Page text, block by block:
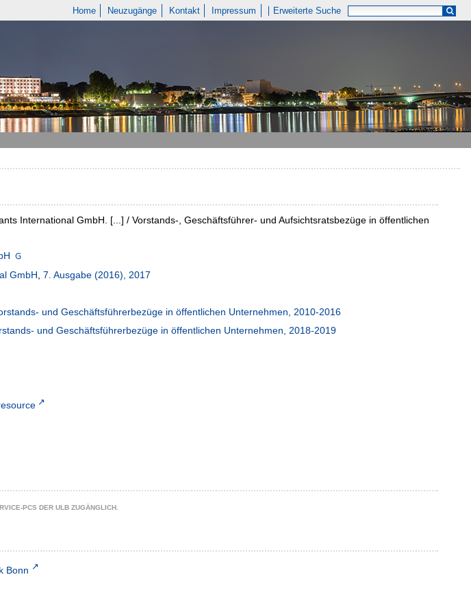
Home Neuzugänge Kontakt Impressum Erweiterte Suche
International GmbH. [...] / Vorstands-, Geschäftsführer- und Aufsichtsratsbezüge in öffentlichen
GmbH, 7. Ausgabe (2016), 2017
und Geschäftsführerbezüge in öffentlichen Unternehmen, 2010-2016
und Geschäftsführerbezüge in öffentlichen Unternehmen, 2018-2019
PCS DER ULB ZUGÄNGLICH.
Bonn